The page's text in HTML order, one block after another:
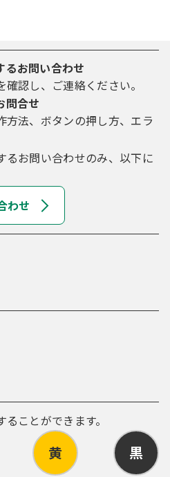
るお問い合わせ
認し、ご連絡ください。
問合せ
方法、ボタンの押し方、エラ
るお問い合わせのみ、以下に
わせ
ことができます。
黄 黒